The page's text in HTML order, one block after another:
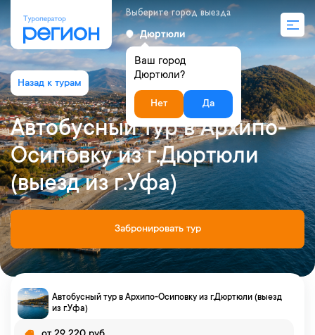
Выберите город выезда
Дюртюли
Ваш город
Дюртюли?
Нет Да
Автобусный тур в Архипо-
Осиповку из г.Дюртюли
(выезд из г.Уфа)
Забронировать тур
Автобусный тур в Архипо-Осиповку из г.Дюртюли (выезд
из г.Уфа)